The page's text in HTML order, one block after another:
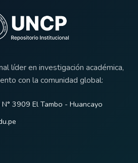
líder en investigación académica,
con la comunidad global:
3909 El Tambo - Huancayo